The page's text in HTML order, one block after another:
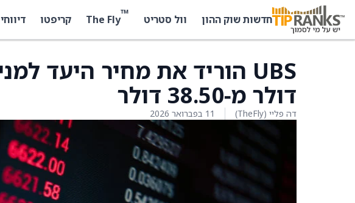
חדשות שוק ההון וול סטריט ™
The Fly קריפטו
דולר מ‑38.50 דולר
דה פליי (TheFly) 11 בפברואר 2026